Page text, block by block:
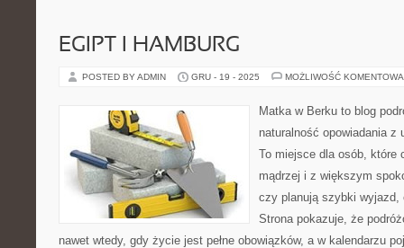
EGIPT I HAMBURG
POSTED BY ADMIN GRU - 19 - 2025 MOŻLIWOŚĆ
Matka w Berku to blog
naturalność opowiadania
To miejsce dla osób, które
mądrzej i z większym
czy planują szybki wyjazd,
Strona pokazuje, że
nawet wtedy, gdy życie jest pełne obowiązków, a w kalendarzu